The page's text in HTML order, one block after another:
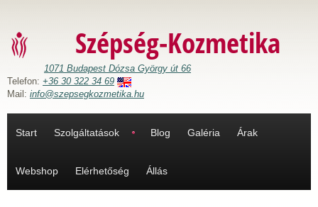
Szépség-Kozmetika
1071 Budapest Dózsa György út 66
Telefon: +36 30 322 34 69
Mail: info@szepsegkozmetika.hu
Start Szolgáltatások Blog Galéria Árak
Webshop Elérhetőség Állás